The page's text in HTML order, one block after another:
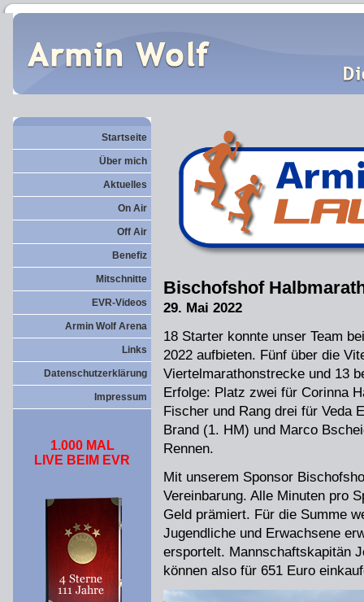
Startseite
Über mich
Aktuelles
On Air
Off Air
Benefiz
Mitschnitte
EVR-Videos
Armin Wolf Arena
Links
Datenschutzerklärung
Impressum
1.000 MAL
LIVE BEIM EVR
Bischofshof
29. Mai 2022
18 Starter konnte unser Team
2022 aufbieten. Fünf über die
Viertelmarathonstrecke und 13
Erfolge: Platz zwei für Corinna
Fischer und Rang drei für Veda
Brand (1. HM) und Marco
Rennen.
Mit unserem Sponsor
Vereinbarung. Alle Minuten pro
Geld prämiert. Für die Summe
Jugendliche und Erwachsene
ersportelt. Mannschaftskapitän
können also für 651 Euro